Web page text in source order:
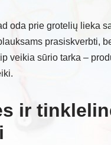
oda prie grotelių lieka
prasiskverbti,
veikia sūrio tarka –
ir